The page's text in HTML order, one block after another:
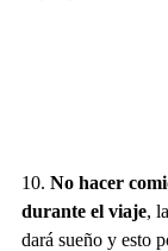
10. No hacer
durante el viaje,
dará sueño y esto